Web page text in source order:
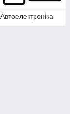
Автоелектроніка